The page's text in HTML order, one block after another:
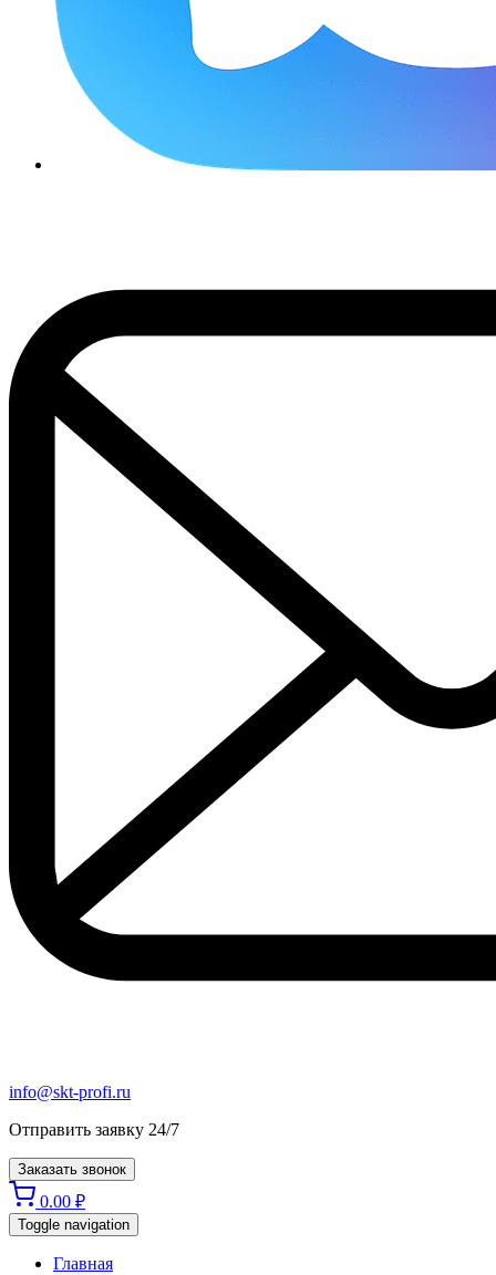
info@skt-profi.ru
Отправить заявку 24/7
Заказать звонок
0.00 ₽
Toggle navigation
Главная